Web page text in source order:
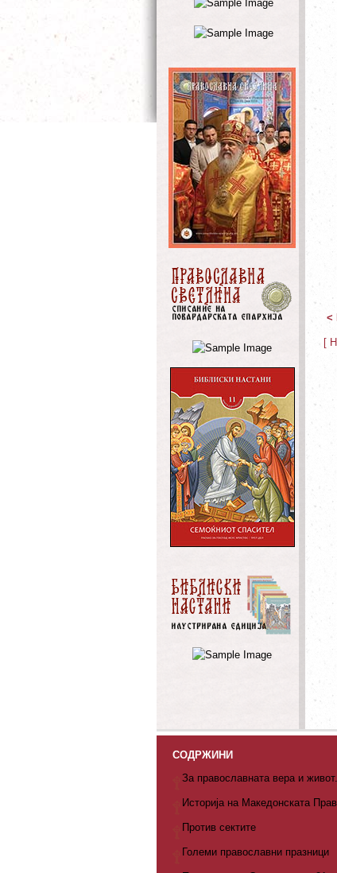
<
[
СОДРЖИНИ
За православната вера и
Историја на Македонската
Против сектите
Големи православни празници